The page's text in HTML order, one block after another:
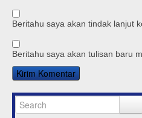
Beritahu saya akan tindak lanjut
Beritahu saya akan tulisan baru